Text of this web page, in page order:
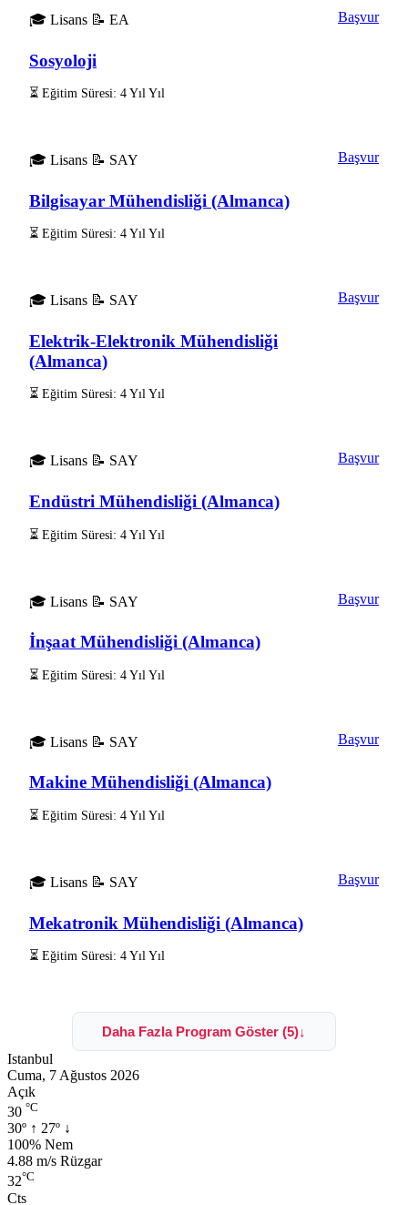
🎓 Lisans 📝 EA
Sosyoloji
⏳ Eğitim Süresi: 4 Yıl Yıl
Başvur
🎓 Lisans 📝 SAY
Bilgisayar Mühendisliği (Almanca)
⏳ Eğitim Süresi: 4 Yıl Yıl
Başvur
🎓 Lisans 📝 SAY
Elektrik-Elektronik Mühendisliği
(Almanca)
⏳ Eğitim Süresi: 4 Yıl Yıl
Başvur
🎓 Lisans 📝 SAY
Endüstri Mühendisliği (Almanca)
⏳ Eğitim Süresi: 4 Yıl Yıl
Başvur
🎓 Lisans 📝 SAY
İnşaat Mühendisliği (Almanca)
⏳ Eğitim Süresi: 4 Yıl Yıl
Başvur
🎓 Lisans 📝 SAY
Makine Mühendisliği (Almanca)
⏳ Eğitim Süresi: 4 Yıl Yıl
Başvur
🎓 Lisans 📝 SAY
Mekatronik Mühendisliği (Almanca)
⏳ Eğitim Süresi: 4 Yıl Yıl
Başvur
Daha Fazla Program Göster (5)↓
Istanbul
Cuma, 7 Ağustos 2026
Açık
30 °C
30º ↑ 27º ↓
Nem:
100% Nem
Rüzgar:
4.88 m/s Rüzgar
32°C
Cts